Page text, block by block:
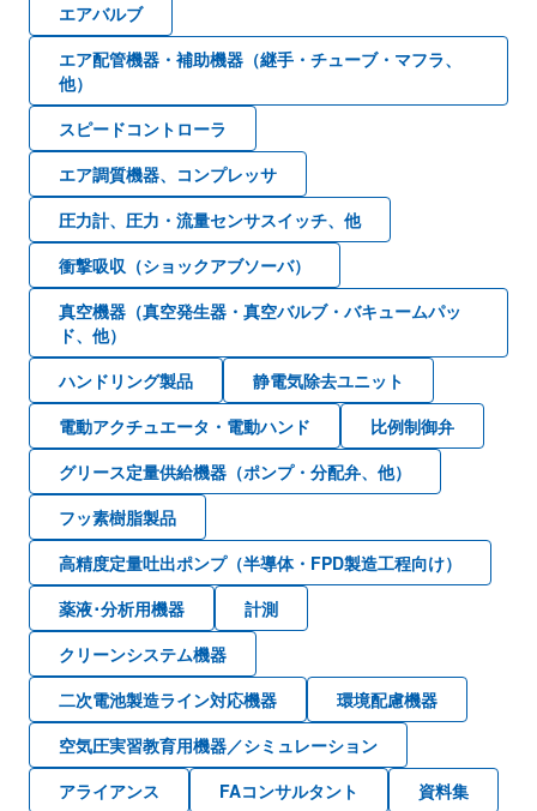
エアバルブ
エア配管機器・補助機器（継手・チューブ・マフラ、
他）
スピードコントローラ
エア調質機器、コンプレッサ
圧力計、圧力・流量センサスイッチ、他
衝撃吸収（ショックアブソーバ）
真空機器（真空発生器・真空バルブ・バキュームパッ
ド、他）
ハンドリング製品
静電気除去ユニット
電動アクチュエータ・電動ハンド
比例制御弁
グリース定量供給機器（ポンプ・分配弁、他）
フッ素樹脂製品
高精度定量吐出ポンプ（半導体・FPD製造工程向け）
薬液･分析用機器
計測
クリーンシステム機器
二次電池製造ライン対応機器
環境配慮機器
空気圧実習教育用機器／シミュレーション
アライアンス
FAコンサルタント 資料集